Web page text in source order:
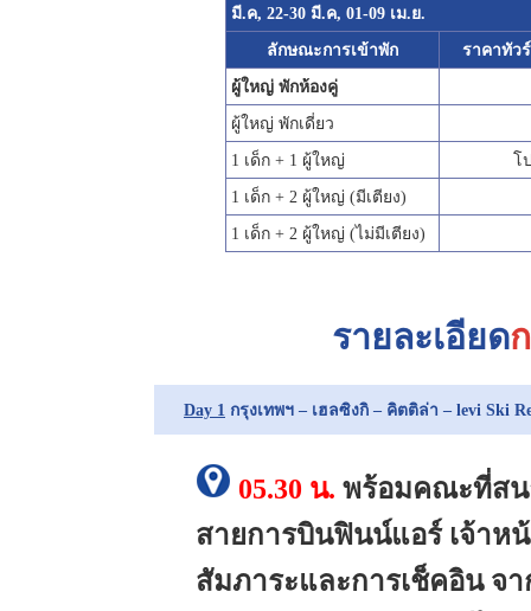
มี.ค, 22-30 มี.ค, 01-09 เม.ย.
ลักษณะการเข้าพัก ราคาทัว
ผู้ใหญ่ พักห้องคู่
ผู้ใหญ่ พักเดี่ยว
1 เด็ก + 1 ผู้ใหญ่ โ
1 เด็ก + 2 ผู้ใหญ่ (มีเตียง)
1 เด็ก + 2 ผู้ใหญ่ (ไม่มีเตียง)
รายละเอียด
Day 1 กรุงเทพฯ – เฮลซิงกิ – คิตติล่า – levi Ski
05.30 น. พร้อมคณะที่สน
สายการบินฟินน์แอร์ เจ้าห
สัมภาระและการเช็คอิน จ